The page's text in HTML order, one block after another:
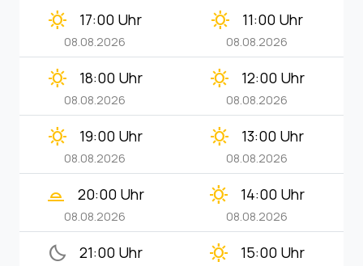
clear_day 17:00 Uhr
08.08.2026
clear_day 11:00 Uhr
08.08.2026
clear_day 18:00 Uhr
08.08.2026
clear_day 12:00 Uhr
08.08.2026
clear_day 19:00 Uhr
08.08.2026
clear_day 13:00 Uhr
08.08.2026
wb_twilight_2 20:00 Uhr
08.08.2026
clear_day 14:00 Uhr
08.08.2026
bedtime 21:00 Uhr clear_day 15:00 Uhr